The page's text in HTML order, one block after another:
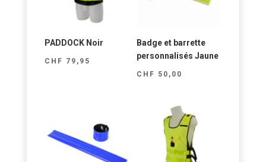
PADDOCK Noir
CHF 79,95
Badge et barrette
personnalisés Jaune
CHF 50,00